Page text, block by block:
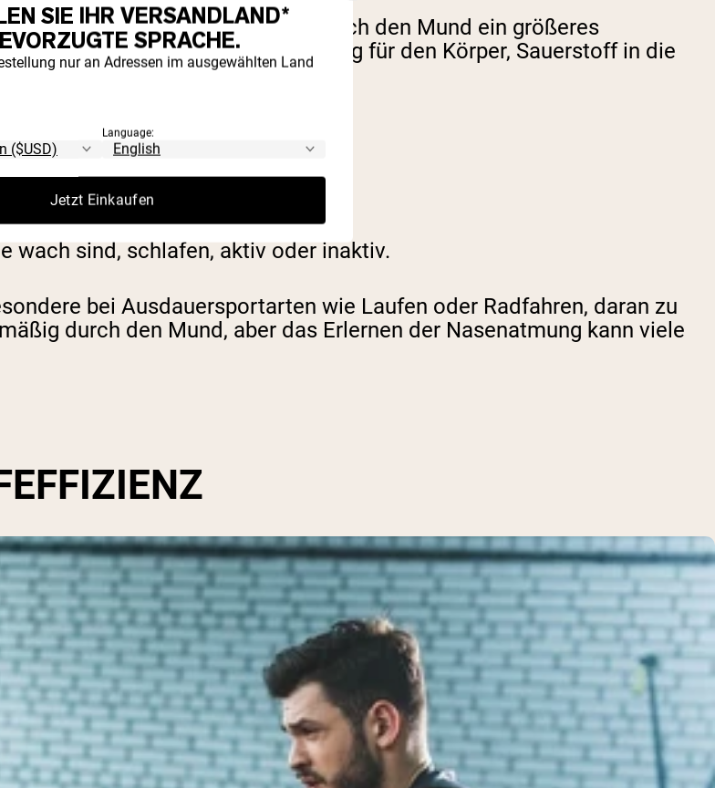
wie die Nase. Zwar gelangt durch den Mund ein größeres
aber er ist nicht der ideale Weg für den Körper, Sauerstoff in die
BEIM
wach sind, schlafen, aktiv oder inaktiv.
bei Ausdauersportarten wie Laufen oder Radfahren, daran zu
durch den Mund, aber das Erlernen der Nasenatmung kann viele
SIE IHR VERSANDLAND*
SPRACHE.
nur an Adressen im ausgewählten Land
Language:
Jetzt Einkaufen